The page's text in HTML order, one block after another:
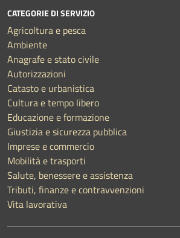
CATEGORIE DI SERVIZIO
Agricoltura e pesca
Ambiente
Anagrafe e stato civile
Autorizzazioni
Catasto e urbanistica
Cultura e tempo libero
Educazione e formazione
Giustizia e sicurezza pubblica
Imprese e commercio
Mobilità e trasporti
Salute, benessere e assistenza
Tributi, finanze e contravvenzioni
Vita lavorativa